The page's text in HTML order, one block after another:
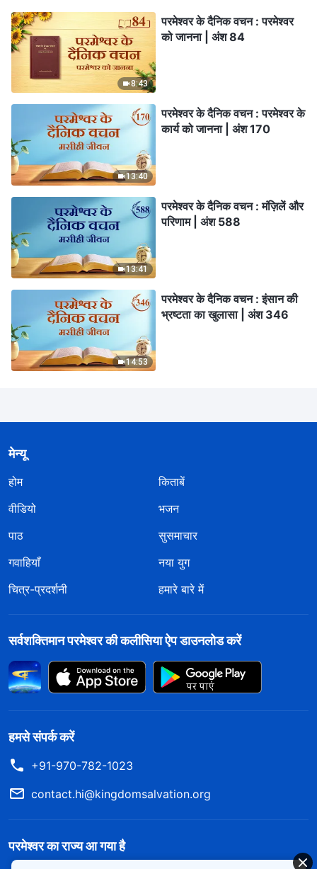
8:43
परमेश्वर के दैनिक वचन : परमेश्वर
को जानना | अंश 84
13:40
परमेश्वर के दैनिक वचन : परमेश्वर के
कार्य को जानना | अंश 170
13:41
परमेश्वर के दैनिक वचन : मंज़िलें और
परिणाम | अंश 588
14:53
परमेश्वर के दैनिक वचन : इंसान की
भ्रष्टता का खुलासा | अंश 346
मेन्यू
होम
किताबें
वीडियो
भजन
पाठ
सुसमाचार
गवाहियाँ
नया युग
चित्र-प्रदर्शनी
हमारे बारे में
सर्वशक्तिमान परमेश्वर की कलीसिया ऐप डाउनलोड करें
हमसे संपर्क करें
+91-970-782-1023
contact.hi@kingdomsalvation.org
परमेश्वर का राज्य आ गया है